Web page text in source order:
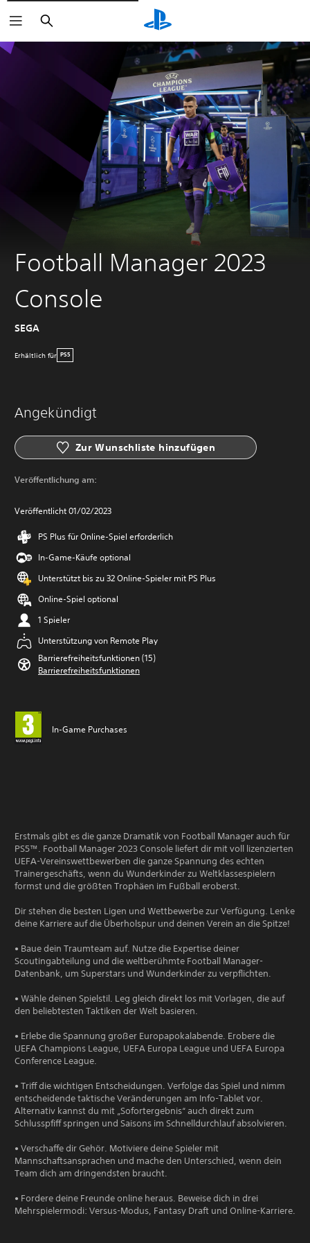
Suchen
Football Manager 2023
Console
SEGA
Erhältlich für PS5
Angekündigt
Zur Wunschliste hinzufügen
Veröffentlichung am:
Veröffentlicht 01/02/2023
PS Plus für Online-Spiel erforderlich
In-Game-Käufe optional
Unterstützt bis zu 32 Online-Spieler mit PS Plus
Online-Spiel optional
1 Spieler
Unterstützung von Remote Play
Barrierefreiheitsfunktionen (15)
Barrierefreiheitsfunktionen
In-Game Purchases
Erstmals gibt es die ganze Dramatik von Football Manager auch für
PS5™. Football Manager 2023 Console liefert dir mit voll lizenzierten
UEFA-Vereinswettbewerben die ganze Spannung des echten
Trainergeschäfts, wenn du Wunderkinder zu Weltklassespielern
formst und die größten Trophäen im Fußball eroberst.
Dir stehen die besten Ligen und Wettbewerbe zur Verfügung. Lenke
deine Karriere auf die Überholspur und deinen Verein an die Spitze!
• Baue dein Traumteam auf. Nutze die Expertise deiner
Scoutingabteilung und die weltberühmte Football Manager-
Datenbank, um Superstars und Wunderkinder zu verpflichten.
• Wähle deinen Spielstil. Leg gleich direkt los mit Vorlagen, die auf
den beliebtesten Taktiken der Welt basieren.
• Erlebe die Spannung großer Europapokalabende. Erobere die
UEFA Champions League, UEFA Europa League und UEFA Europa
Conference League.
• Triff die wichtigen Entscheidungen. Verfolge das Spiel und nimm
entscheidende taktische Veränderungen am Info-Tablet vor.
Alternativ kannst du mit „Sofortergebnis“ auch direkt zum
Schlusspfiff springen und Saisons im Schnelldurchlauf absolvieren.
• Verschaffe dir Gehör. Motiviere deine Spieler mit
Mannschaftsansprachen und mache den Unterschied, wenn dein
Team dich am dringendsten braucht.
• Fordere deine Freunde online heraus. Beweise dich in drei
Mehrspielermodi: Versus-Modus, Fantasy Draft und Online-Karriere.